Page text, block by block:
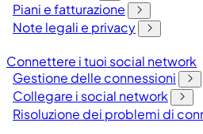
Piani e fatturazione
Note legali e privacy
Connettere i tuoi social network
Gestione delle connessioni
Collegare i social network
Risoluzione dei problemi di